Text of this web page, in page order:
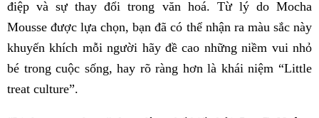
điệp và sự thay đổi trong văn hoá. Từ lý do Mocha
Mousse được lựa chọn, bạn đã có thể nhận ra màu sắc này
khuyến khích mỗi người hãy đề cao những niềm vui nhỏ
bé trong cuộc sống, hay rõ ràng hơn là khái niệm “Little
treat culture”.